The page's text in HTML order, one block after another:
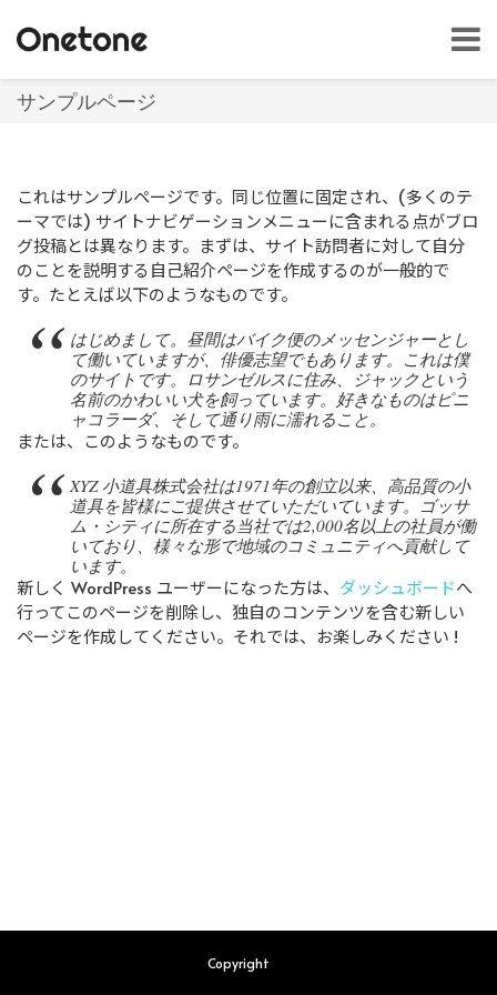
サンプルページ
これはサンプルページです。同じ位置に固定され、(多くのテ
ーマでは) サイトナビゲーションメニューに含まれる点がブロ
グ投稿とは異なります。まずは、サイト訪問者に対して自分
のことを説明する自己紹介ページを作成するのが一般的で
す。たとえば以下のようなものです。
はじめまして。昼間はバイク便のメッセンジャーとし
て働いていますが、俳優志望でもあります。これは僕
のサイトです。ロサンゼルスに住み、ジャックという
名前のかわいい犬を飼っています。好きなものはピニ
ャコラーダ、そして通り雨に濡れること。
または、このようなものです。
XYZ 小道具株式会社は1971年の創立以来、高品質の小
道具を皆様にご提供させていただいています。ゴッサ
ム・シティに所在する当社では2,000名以上の社員が働
いており、様々な形で地域のコミュニティへ貢献して
います。
新しく WordPress ユーザーになった方は、 ダッシュボードへ
行ってこのページを削除し、独自のコンテンツを含む新しい
ページを作成してください。それでは、お楽しみください !
Copyright